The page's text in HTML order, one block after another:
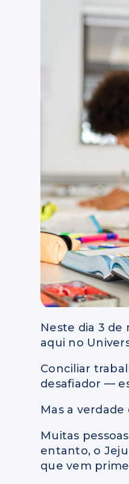
Neste dia 3
aqui no
Conciliar
desafiador —
Mas a
Muitas
entanto, o
que vem